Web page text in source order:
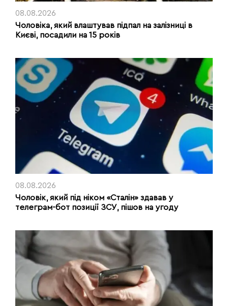
08.08.2026
Чоловіка, який влаштував підпал на залізниці в
Києві, посадили на 15 років
08.08.2026
Чоловік, який під ніком «Сталін» здавав у
телеграм-бот позиції ЗСУ, пішов на угоду